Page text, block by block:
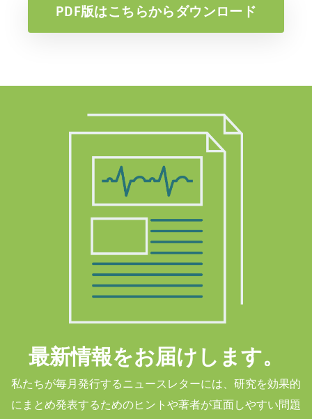
PDF版はこちらからダウンロード
最新情報をお届けします。
私たちが毎月発行するニュースレターには、研究を効果的
にまとめ発表するためのヒントや著者が直面しやすい問題